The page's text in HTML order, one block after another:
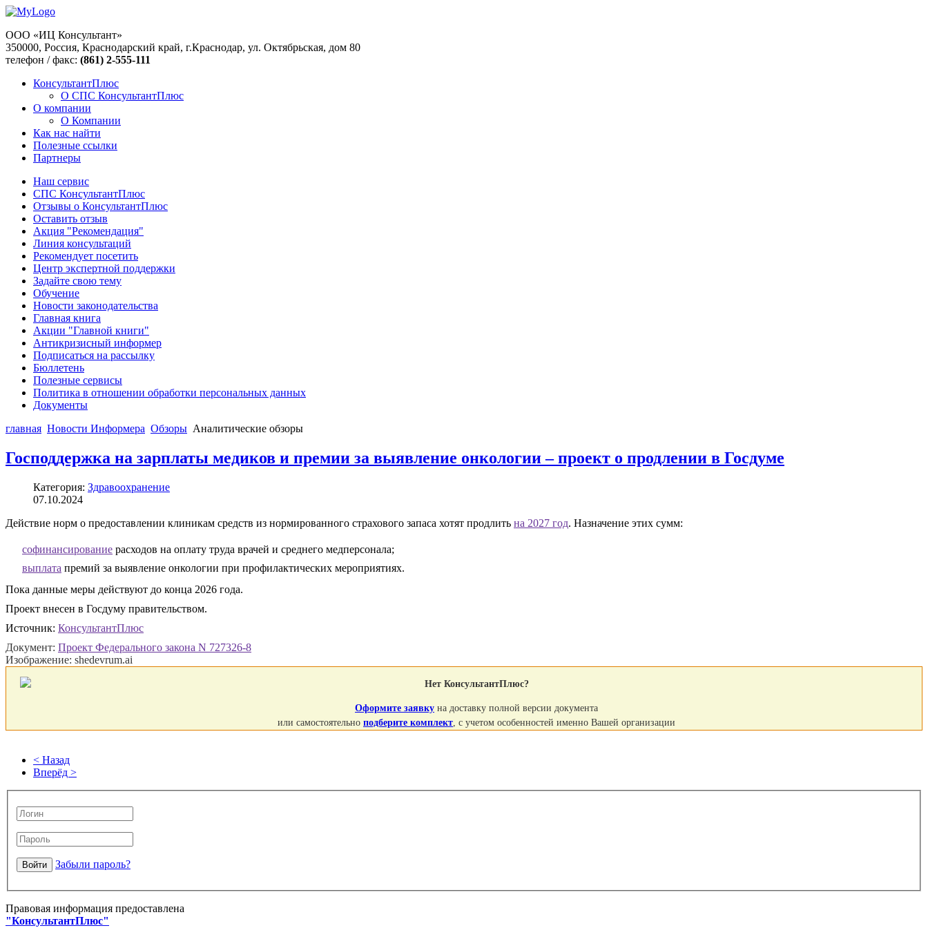
ООО «ИЦ Консультант»
350000, Россия, Краснодарский край, г.Краснодар, ул. Октябрьская, дом 80
телефон / факс: (861) 2-555-111
КонсультантПлюс
О СПС КонсультантПлюс
О компании
О Компании
Как нас найти
Полезные ссылки
Партнеры
Наш сервис
СПС КонсультантПлюс
Отзывы о КонсультантПлюс
Оставить отзыв
Акция "Рекомендация"
Линия консультаций
Рекомендует посетить
Центр экспертной поддержки
Задайте свою тему
Обучение
Новости законодательства
Главная книга
Акции "Главной книги"
Антикризисный информер
Подписаться на рассылку
Бюллетень
Полезные сервисы
Политика в отношении обработки персональных данных
Документы
главная Новости Информера Обзоры Аналитические обзоры
Господдержка на зарплаты медиков и премии за выявление онкологии – проект о продлении в Госдуме
Категория: Здравоохранение
07.10.2024
Действие норм о предоставлении клиникам средств из нормированного страхового запаса хотят продлить на 2027 год. Назначение этих сумм:
софинансирование расходов на оплату труда врачей и среднего медперсонала;
выплата премий за выявление онкологии при профилактических мероприятиях.
Пока данные меры действуют до конца 2026 года.
Проект внесен в Госдуму правительством.
Источник: КонсультантПлюс
Документ: Проект Федерального закона N 727326-8
Изображение: shedevrum.ai
Нет КонсультантПлюс?
Оформите заявку на доставку полной версии документа
или самостоятельно подберите комплект, с учетом особенностей именно Вашей организации
< Назад
Вперёд >
Забыли пароль?
Правовая информация предоставлена
"КонсультантПлюс"